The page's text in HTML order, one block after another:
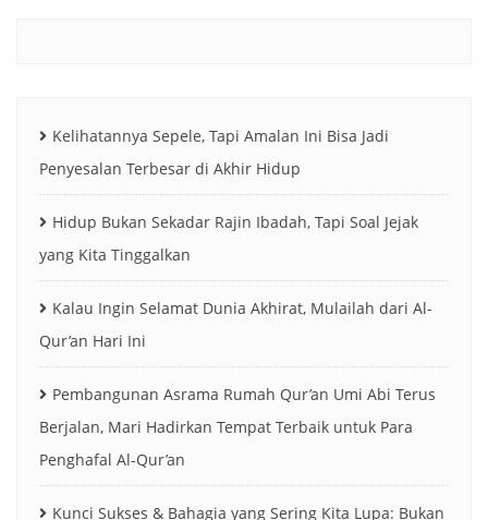
Kelihatannya Sepele, Tapi Amalan Ini Bisa Jadi
Penyesalan Terbesar di Akhir Hidup
Hidup Bukan Sekadar Rajin Ibadah, Tapi Soal Jejak
yang Kita Tinggalkan
Kalau Ingin Selamat Dunia Akhirat, Mulailah dari Al-
Qur’an Hari Ini
Pembangunan Asrama Rumah Qur’an Umi Abi Terus
Berjalan, Mari Hadirkan Tempat Terbaik untuk Para
Penghafal Al-Qur’an
Kunci Sukses & Bahagia yang Sering Kita Lupa: Bukan